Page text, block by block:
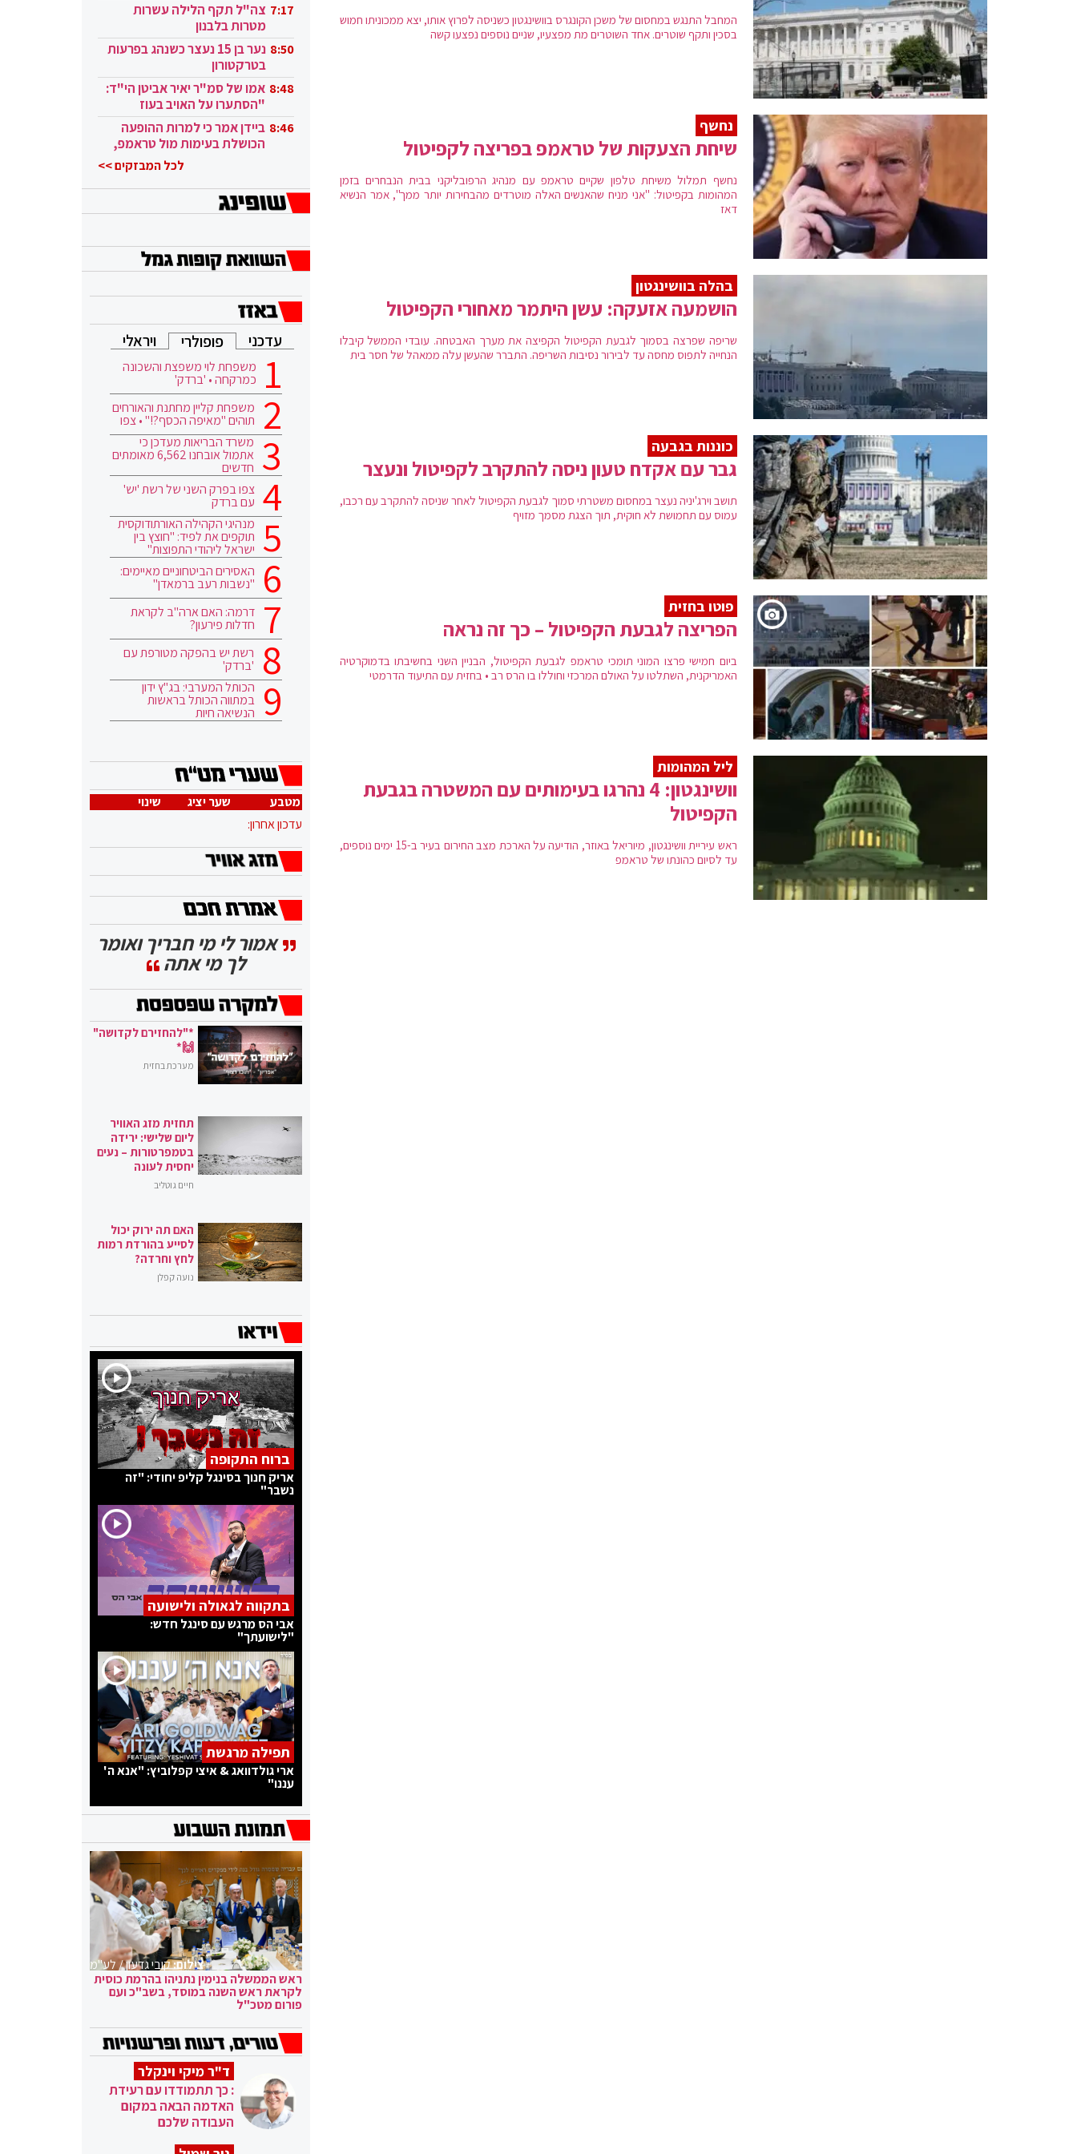
הישיבה הראשונה של הקונגרס בבניין הנוכחי נערכה ב-17 בנובמבר 1800.
פסל החופש בראש הכיפה. בשל גודלה של הכיפה, הפך הבניין לבלתי פרופורציונלי, אי לכך נבנה אגף נוסף בשנת 1958.
ב-6 בינואר 2021, בניין הקפיטול הותקף על ידי תומכיו של נשיא ארצות הברית לשעבר דונלד טראמפ עקב בחירת המתמודד המתנגד לו, ג'ו
ביידן. אירוע זה גבה את חייהם של 5 בני אדם. בנוסף, הוכרז על עוצר בסביבת הקפיטול.
המחבל התנגש במחסום של משכן הקונגרס בוושינגטון כשניסה לפרוץ אותו, יצא ממכוניתו חמוש
בסכין ותקף שוטרים. אחד השוטרים מת מפצעיו, שניים נוספים נפצעו קשה
נחשף
שיחת הצעקות של טראמפ בפריצה לקפיטול
נחשף תמלול משיחת טלפון שקיים טראמפ עם מנהיג הרפובליקני בבית הנבחרים בזמן
המהומות בקפיטול: "אני מניח שהאנשים האלה מוטרדים מהבחירות יותר ממך", אמר הנשיא
דאז
בהלה בוושינגטון
הושמעה אזעקה: עשן היתמר מאחורי הקפיטול
שריפה שפרצה בסמוך לגבעת הקפיטול הקפיצה את מערך האבטחה. עובדי הממשל קיבלו
הנחייה לתפוס מחסה עד לבירור נסיבות השריפה. התברר שהעשן עלה ממאהל של חסר בית
כוננות בגבעה
גבר עם אקדח טעון ניסה להתקרב לקפיטול ונעצר
תושב וירג'יניה נעצר במחסום משטרתי סמוך לגבעת הקפיטול לאחר שניסה להתקרב עם רכבו,
עמוס עם תחמושת לא חוקית, תוך הצגת מסמך מזויף
פוטו בחזית
הפריצה לגבעת הקפיטול – כך זה נראה
ביום חמישי פרצו המוני תומכי טראמפ לגבעת הקפיטול, הבניין השני בחשיבתו בדמוקרטיה
האמריקנית, השתלטו על האולם המרכזי וחוללו בו הרס רב • בחזית עם התיעוד הדרמטי
ליל המהומות
וושינגטון: 4 נהרגו בעימותים עם המשטרה בגבעת
הקפיטול
ראש עיריית וושינגטון, מיוריאל באוזר, הודיעה על הארכת מצב החירום בעיר ב-15 ימים נוספים,
עד לסיום כהונתו של טראמפ
7:17 צה"ל תקף הלילה עשרות
מטרות בלבנון
8:50
נער בן 15 נעצר כשנהג בפרעות
בטרקטורון
8:48 אמו של סמ"ר יאיר אביטן הי"ד:
"הסתערו על האויב בעוז
ובגבורה" 8:46 ביידן אמר כי למרות ההופעה
הכושלת בעימות מול טראמפ,
לכל המבזקים >>
עדכני פופולרי ויראלי
משפחת לוי משפצת והשכונה
כמרקחה • 'ברדק'
משפחת קליין מחתנת והאורחים
תוהים "מאיפה הכסף?!" • צפו
משרד הבריאות מעדכן כי
אתמול אובחנו 6,562 מאומתים
חדשים
צפו בפרק השני של רשת 'יש'
עם ברדק
מנהיגי הקהילה האורתודוקסית
תוקפים את לפיד: "חוצץ בין
ישראל ליהודי התפוצות"
האסירים הביטחוניים מאיימים:
"נשבות רעב ברמאדן"
דרמה: האם ארה"ב לקראת
חדלות פירעון?
רשת יש בהפקה מטורפת עם
'ברדק'
הכותל המערבי: בג"ץ ידון
במתווה הכותל בראשות
הנשיאה חיות
מטבע שער יציג
שינוי
עדכון אחרון:
אמור לי מי חבריך ואומר
לך מי אתה
*"להחזירם לקדושה"
🙌*
מערכת בחזית
תחזית מזג האוויר
ליום שלישי: ירידה
בטמפרטורות – נעים
יחסית לעונה
חיים גוטליב
האם תה ירוק יכול
לסייע בהורדת רמות
לחץ וחרדה?
נועה קפלן
ברוח התקופה
אריק חנוך בסינגל קליפ יחודי: "זה
נשבר"
בתקווה לגאולה ולישועה
אבי הס מרגש עם סינגל חדש:
"לישועתך"
תפילה מרגשת
ארי גולדוואג & איצי קפלוביץ: "אנא ה'
עננו"
צילום:קובי גדעון / לע"מ
ראש הממשלה בנימין נתניהו בהרמת כוסית
לקראת ראש השנה במוסד, בשב"כ ועם
פורום מטכ"ל
ד"ר מיקי וינקלר
: כך תתמודדו עם רעידת
האדמה הבאה במקום
העבודה שלכם